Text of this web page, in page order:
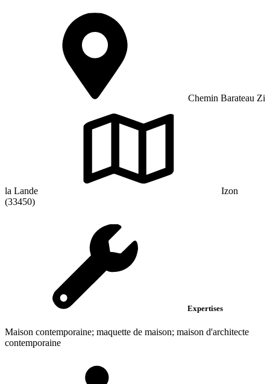
Chemin Barateau Zi
la Lande
Izon
(33450)
Expertises
Maison contemporaine; maquette de maison; maison d'architecte
contemporaine